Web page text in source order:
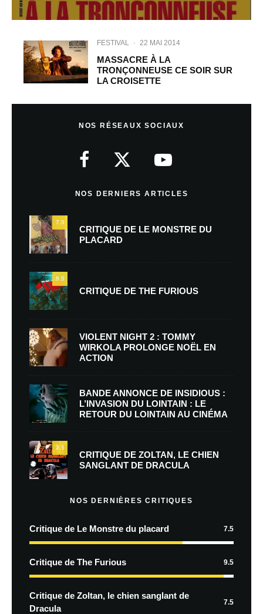
FESTIVAL · 22 MAI 2014
MASSACRE À LA
TRONÇONNEUSE CE SOIR SUR
LA CROISETTE
NOS RÉSEAUX SOCIAUX
NOS DERNIERS ARTICLES
7.5
CRITIQUE DE LE MONSTRE DU
PLACARD
9.5
CRITIQUE DE THE FURIOUS
VIOLENT NIGHT 2 : TOMMY
WIRKOLA PROLONGE NOËL EN
ACTION
BANDE ANNONCE DE INSIDIOUS :
L’INVASION DU LOINTAIN : LE
RETOUR DU LOINTAIN AU CINÉMA
7.5
CRITIQUE DE ZOLTAN, LE CHIEN
SANGLANT DE DRACULA
NOS DERNIÈRES CRITIQUES
Critique de Le Monstre du placard 7.5
Critique de The Furious 9.5
Critique de Zoltan, le chien sanglant de
Dracula
7.5